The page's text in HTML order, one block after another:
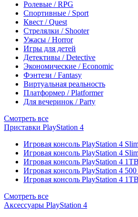
Ролевые / RPG
Спортивные / Sport
Квест / Quest
Стрелялки / Shooter
Ужасы / Horror
Игры для детей
Детективы / Detective
Экономические / Economic
Фэнтези / Fantasy
Виртуальная реальность
Платформер / Platformer
Для вечеринок / Party
Смотреть все
Приставки PlayStation 4
Игровая консоль PlayStation 4
Игровая консоль PlayStation 4
Игровая консоль PlayStation 4
Игровая консоль PlayStation 4
Игровая консоль PlayStation 4
Смотреть все
Аксессуары PlayStation 4